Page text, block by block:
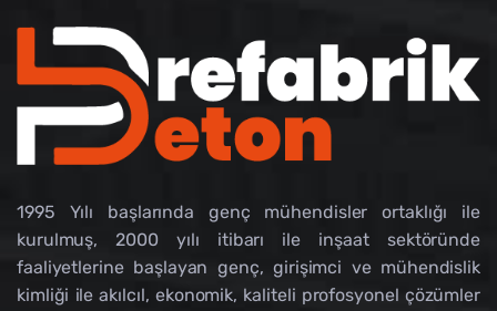
1995 Yılı başlarında genç mühendisler ortaklığı ile
kurulmuş, 2000 yılı itibarı ile inşaat sektöründe
faaliyetlerine başlayan genç, girişimci ve mühendislik
kimliği ile akılcıl, ekonomik, kaliteli profosyonel çözümler